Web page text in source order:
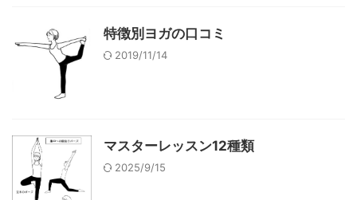
特徴別ヨガの口コミ
2019/11/14
マスターレッスン12種類
2025/9/15